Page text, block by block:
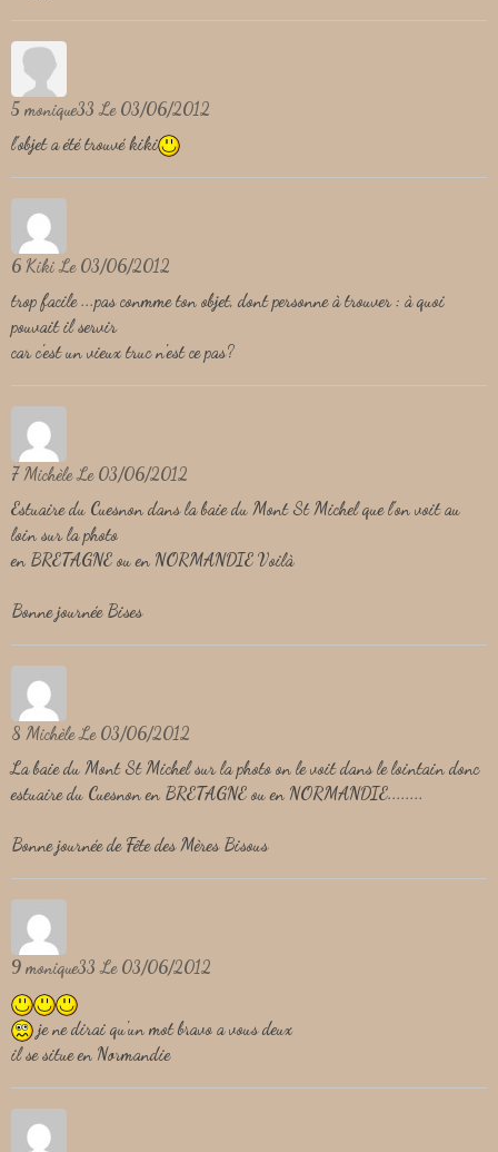
5 monique33Le 03/06/2012
l'objet a été trouvé kiki
6 KikiLe 03/06/2012
trop facile ...pas conmme ton objet, dont personne à trouver : à quoi
pouvait il servir
car c'est un vieux truc n'est ce pas?
7 MichèleLe 03/06/2012
Estuaire du Cuesnon dans la baie du Mont St Michel que l'on voit au
loin sur la photo
en BRETAGNE ou en NORMANDIE Voilà
Bonne journée Bises
8 MichèleLe 03/06/2012
La baie du Mont St Michel sur la photo on le voit dans le lointain donc
estuaire du Cuesnon en BRETAGNE ou en NORMANDIE........
Bonne journée de Fête des Mères Bisous
9 monique33Le 03/06/2012
je ne dirai qu'un mot bravo a vous deux
il se situe en Normandie